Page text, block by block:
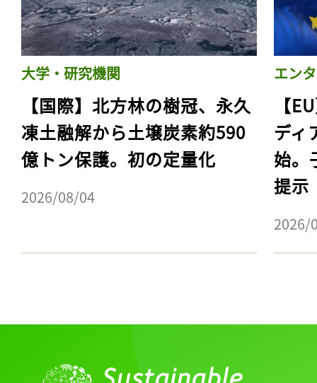
大学・研究機関
【国際】北方林の樹冠、永久
凍土融解から土壌炭素約590
億トン保護。初の定量化
2026/08/04
エン
【
ディ
始。
提示
2026/
記事をお気に入りに
ログインが必
ログイン